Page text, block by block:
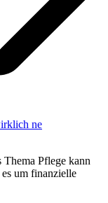
ne
Pflege kann
um finanzielle